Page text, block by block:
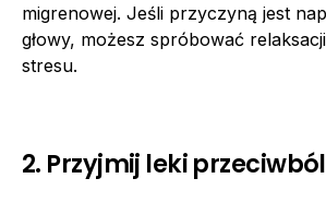
migrenowej. Jeśli przyczyną jest
głowy, możesz spróbować
stresu.
2. Przyjmij leki